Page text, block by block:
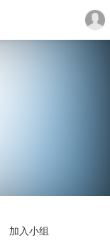
加入小组